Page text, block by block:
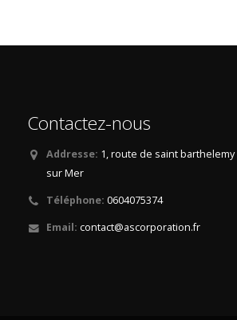
Contactez-nous
Addresse: 1, route de saint barthelemy
sur Mer
Téléphone: 0604075374
Email: contact@ascorporation.fr